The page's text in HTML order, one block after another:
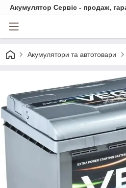
Акумулятор Сервіс - продаж,
Акумулятори та автотовари